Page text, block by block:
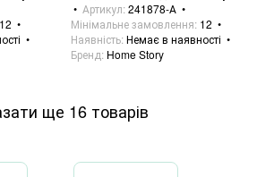
12
Артикул 241878-А
Мінімальне замовлення 12
Наявність Немає в наявності
Бренд Home Story
ще 16 товарів